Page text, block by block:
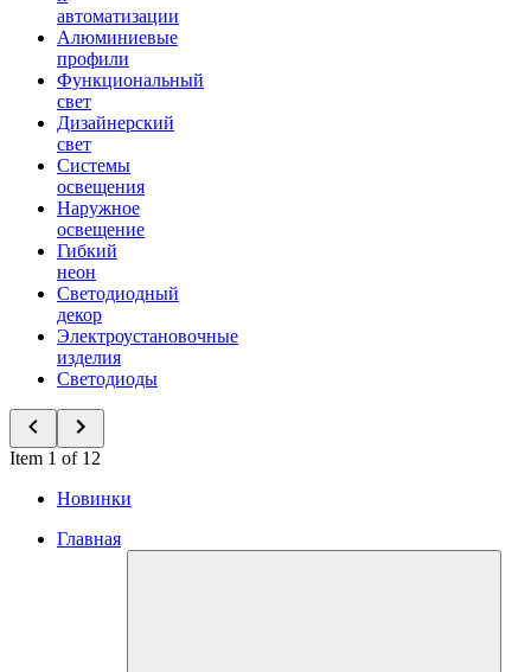
автоматизации
Алюминиевые
профили
Функциональный
свет
Дизайнерский
свет
Системы
освещения
Наружное
освещение
Гибкий
неон
Светодиодный
декор
Электроустановочные
изделия
Светодиоды
Item 1 of 12
Новинки
Главная